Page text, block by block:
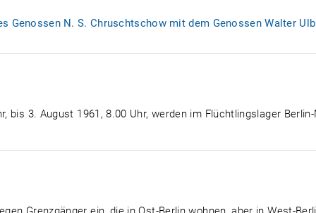
Genossen N. S. Chruschtschow mit dem Genossen Walter
bis 3. August 1961, 8.00 Uhr, werden im Flüchtlingslager